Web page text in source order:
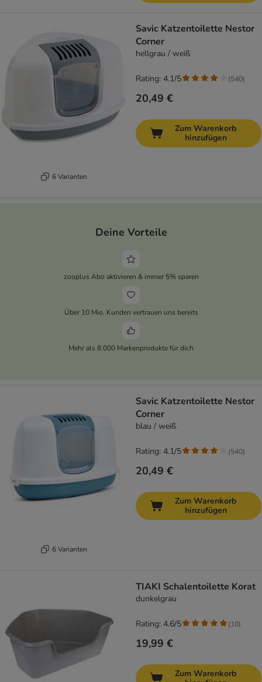
6 Varianten
Savic Katzentoilette Nestor
Corner
hellgrau / weiß
20,49 €
Rating: 4.1/5 (540)
Zum Warenkorb
hinzufügen
Deine Vorteile
zooplus Abo aktivieren & immer 5% sparen
Über 10 Mio. Kunden vertrauen uns bereits
Mehr als 8.000 Markenprodukte für dich
6 Varianten
Savic Katzentoilette Nestor
Corner
blau / weiß
20,49 €
Rating: 4.1/5 (540)
Zum Warenkorb
hinzufügen
TIAKI Schalentoilette Korat
dunkelgrau
19,99 €
Rating: 4.6/5 (10)
Zum Warenkorb